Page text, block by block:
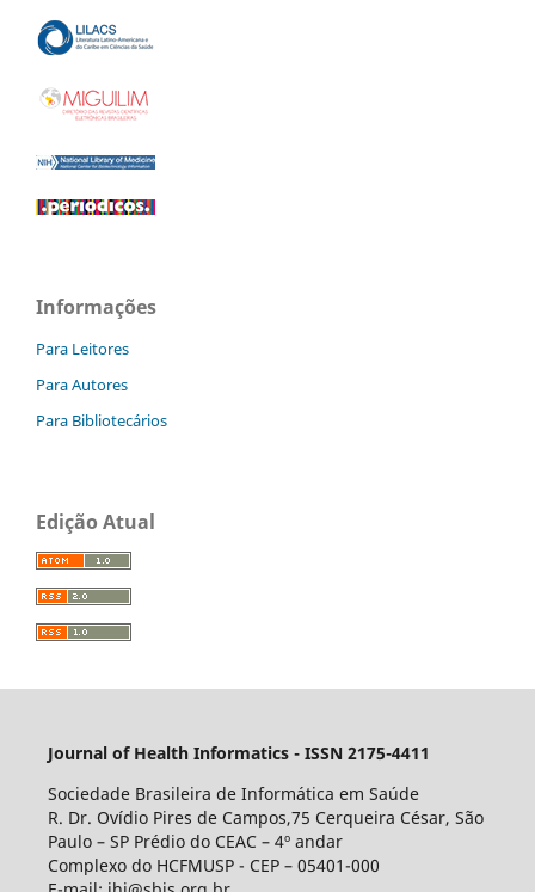
Informações
Para Leitores
Para Autores
Para Bibliotecários
Edição Atual
Journal of Health Informatics - ISSN 2175-4411
Sociedade Brasileira de Informática em Saúde
R. Dr. Ovídio Pires de Campos,75 Cerqueira César, São
Paulo – SP Prédio do CEAC – 4º andar
Complexo do HCFMUSP - CEP – 05401-000